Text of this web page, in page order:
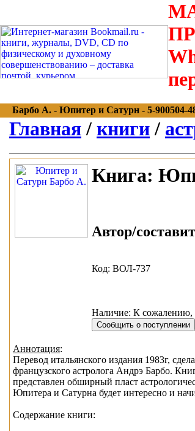
Барбо А. - Юпитер и Сатурн - 5-900504-
Главная / книги /
Книга:
Автор/
Код: ВОЛ-737
Наличие: К сожалению,
Аннотация:
Перевод итальянского издания 1983г,
французского астролога Андрэ Барбо.
представлен обширный пласт
Юпитера и Сатурна будет интересно и
Содержание книги: